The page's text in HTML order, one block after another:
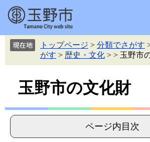
す。
トップページ > 分類でさがす
がす > 歴史・文化 > > 玉野市
玉野市の文化財
ページ内目次